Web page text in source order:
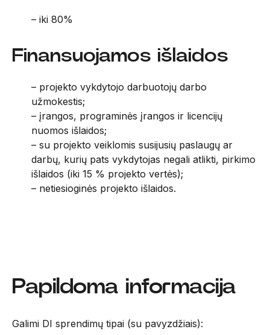
– iki 80%
Finansuojamos išlaidos
– projekto vykdytojo darbuotojų darbo
užmokestis;
– įrangos, programinės įrangos ir licencijų
nuomos išlaidos;
– su projekto veiklomis susijusių paslaugų ar
darbų, kurių pats vykdytojas negali atlikti, pirkimo
išlaidos (iki 15 % projekto vertės);
– netiesioginės projekto išlaidos.
Papildoma informacija
Galimi DI sprendimų tipai (su pavyzdžiais):